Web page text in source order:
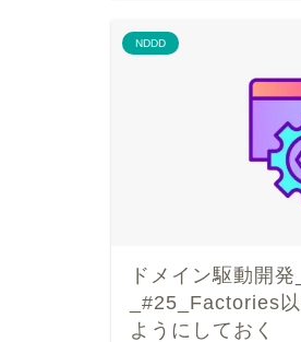
NDDD
ドメイン駆動開
_#25_Factories
ようにしておく